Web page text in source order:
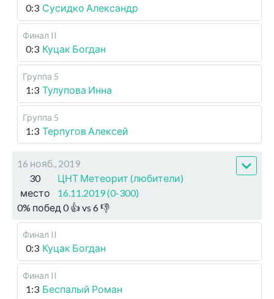
0:3 Сусидко Александр
Финал II
0:3 Куцак Богдан
Группа 5
1:3 Тулупова Инна
Группа 5
1:3 Терпугов Алексей
16 нояб., 2019
30
место
ЦНТ Метеорит (любители)
16.11.2019 (0-300)
0% побед 0👍 vs 6👎
Финал II
0:3 Куцак Богдан
Финал II
1:3 Беспалый Роман